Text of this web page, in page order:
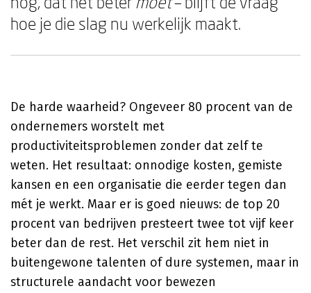
hoe je die slag nu werkelijk maakt.
De harde waarheid? Ongeveer 80 procent van de
ondernemers worstelt met
productiviteitsproblemen zonder dat zelf te
weten. Het resultaat: onnodige kosten, gemiste
kansen en een organisatie die eerder tegen dan
mét je werkt. Maar er is goed nieuws: de top 20
procent van bedrijven presteert twee tot vijf keer
beter dan de rest. Het verschil zit hem niet in
buitengewone talenten of dure systemen, maar in
structurele aandacht voor bewezen